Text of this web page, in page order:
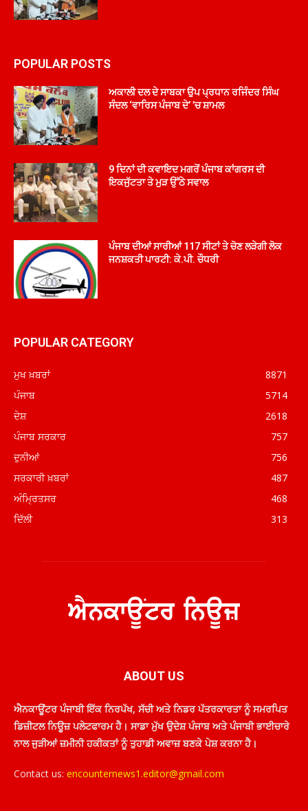
POPULAR POSTS
ਅਕਾਲੀ ਦਲ ਦੇ ਸਾਬਕਾ ਉਪ ਪ੍ਰਧਾਨ ਰਜਿੰਦਰ ਸਿੰਘ
ਸੰਦਲ ‘ਵਾਰਿਸ ਪੰਜਾਬ ਦੇ’ ’ਚ ਸ਼ਾਮਲ
9 ਦਿਨਾਂ ਦੀ ਕਵਾਇਦ ਮਗਰੋਂ ਪੰਜਾਬ ਕਾਂਗਰਸ ਦੀ
ਇਕਜੁੱਟਤਾ ਤੇ ਮੁੜ ਉੱਠੇ ਸਵਾਲ
ਪੰਜਾਬ ਦੀਆਂ ਸਾਰੀਆਂ 117 ਸੀਟਾਂ ਤੇ ਚੋਣ ਲੜੇਗੀ ਲੋਕ
ਜਨਸ਼ਕਤੀ ਪਾਰਟੀ: ਕੇ.ਪੀ. ਚੌਧਰੀ
POPULAR CATEGORY
ਮੁਖ ਖ਼ਬਰਾਂ
8871
ਪੰਜਾਬ
5714
ਦੇਸ਼
2618
ਪੰਜਾਬ ਸਰਕਾਰ
757
ਦੁਨੀਆਂ
756
ਸਰਕਾਰੀ ਖ਼ਬਰਾਂ
487
ਅੰਮ੍ਰਿਤਸਰ
468
ਦਿੱਲੀ
313
ABOUT US
ਐਨਕਾਊਂਟਰ ਪੰਜਾਬੀ ਇੱਕ ਨਿਰਪੱਖ, ਸੱਚੀ ਅਤੇ ਨਿਡਰ ਪੱਤਰਕਾਰਤਾ ਨੂੰ ਸਮਰਪਿਤ
ਡਿਜ਼ੀਟਲ ਨਿਊਜ਼ ਪਲੇਟਫਾਰਮ ਹੈ। ਸਾਡਾ ਮੁੱਖ ਉਦੇਸ਼ ਪੰਜਾਬ ਅਤੇ ਪੰਜਾਬੀ ਭਾਈਚਾਰੇ
ਨਾਲ ਜੁੜੀਆਂ ਜ਼ਮੀਨੀ ਹਕੀਕਤਾਂ ਨੂੰ ਤੁਹਾਡੀ ਅਵਾਜ਼ ਬਣਕੇ ਪੇਸ਼ ਕਰਨਾ ਹੈ।
Contact us: encounternews1.editor@gmail.com